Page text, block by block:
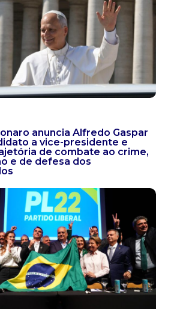
anuncia Alfredo Gaspar
a vice-presidente e
de combate ao crime,
e de defesa dos